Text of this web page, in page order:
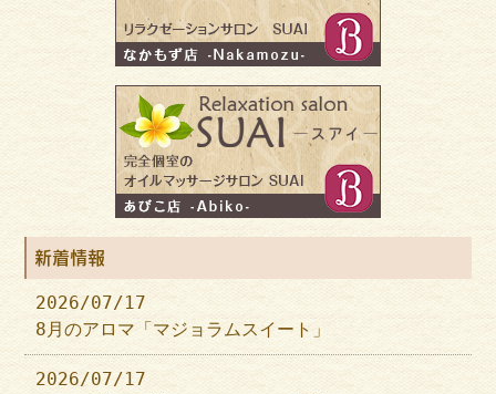
新着情報
2026/07/17
8月のアロマ「マジョラムスイート」
2026/07/17